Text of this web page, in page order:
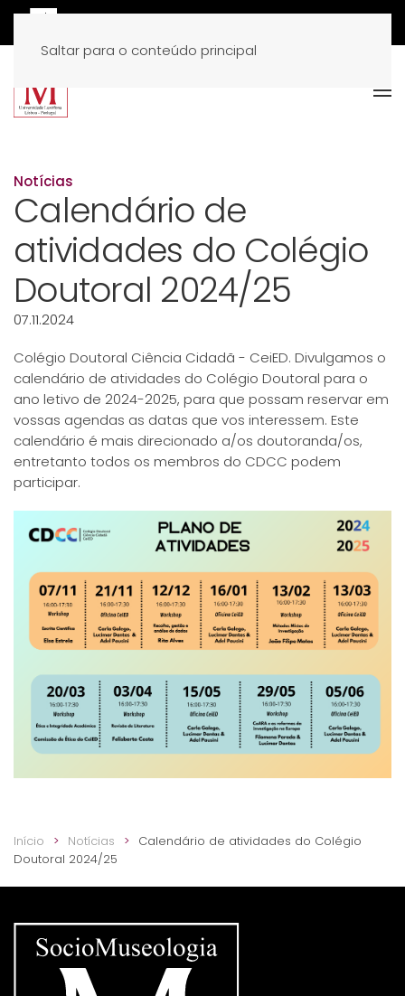
Saltar para o conteúdo principal
Notícias
Calendário de
atividades do Colégio
Doutoral 2024/25
07.11.2024
Colégio Doutoral Ciência Cidadã - CeiED. Divulgamos o
calendário de atividades do Colégio Doutoral para o
ano letivo de 2024-2025, para que possam reservar em
vossas agendas as datas que vos interessem. Este
calendário é mais direcionado a/os doutoranda/os,
entretanto todos os membros do CDCC podem
participar.
Início Notícias
Calendário de atividades do Colégio
Doutoral 2024/25